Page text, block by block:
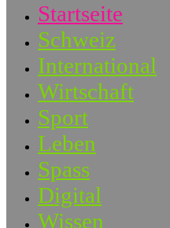
Startseite
Schweiz
International
Wirtschaft
Sport
Leben
Spass
Digital
Wissen